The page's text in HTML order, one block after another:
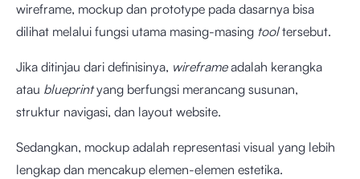
wireframe, mockup dan prototype pada dasarnya bisa
dilihat melalui fungsi utama masing-masing tooltersebut.
Jika ditinjau dari definisinya, wireframeadalah kerangka
atau blueprintyang berfungsi merancang susunan,
struktur navigasi, dan layout website.
Sedangkan, mockup adalah representasi visual yang lebih
lengkap dan mencakup elemen-elemen estetika.